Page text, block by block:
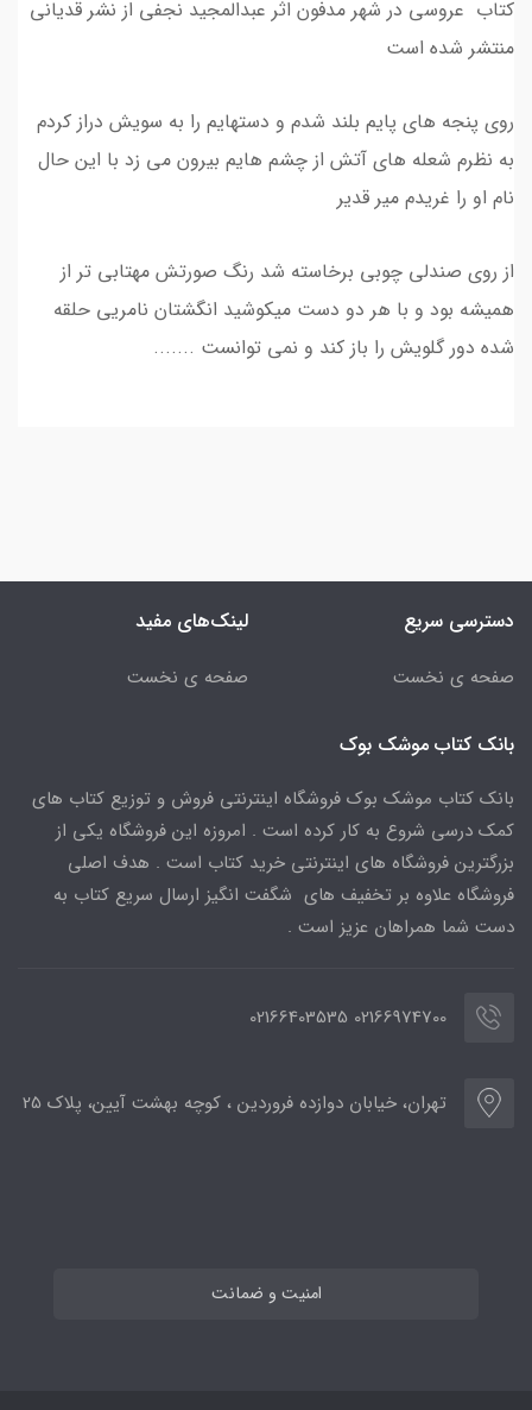
کتاب عروسی در شهر مدفون اثر عبدالمجید نجفی از نشر قدیانی
منتشر شده است
روی پنجه های پایم بلند شدم و دستهایم را به سویش دراز کردم
به نظرم شعله های آتش از چشم هایم بیرون می زد با این حال
نام او را غریدم میر قدیر
از روی صندلی چوبی برخاسته شد رنگ صورتش مهتابی تر از
همیشه بود و با هر دو دست میکوشید انگشتان نامریی حلقه
شده دور گلویش را باز کند و نمی توانست .......
دسترسی سریع
صفحه ی نخست
لینک‌های مفید
صفحه ی نخست
بانک کتاب موشک بوک
بانک کتاب موشک بوک فروشگاه اینترنتی فروش و توزیع کتاب های
کمک درسی شروع به کار کرده است . امروزه این فروشگاه یکی از
بزرگترین فروشگاه های اینترنتی خرید کتاب است . هدف اصلی
فروشگاه علاوه بر تخفیف های شگفت انگیز ارسال سریع کتاب به
دست شما همراهان عزیز است .
02166974700 02166403535
تهران، خیابان دوازده فروردین ، کوچه بهشت آیین، پلاک 25
امنیت و ضمانت